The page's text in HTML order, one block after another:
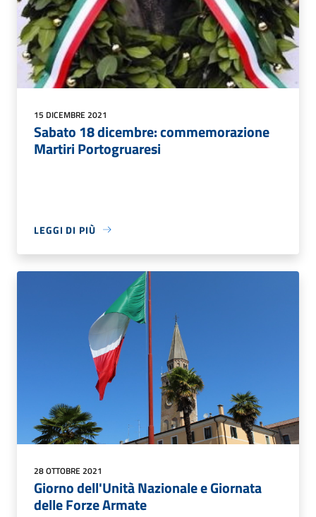
15 DICEMBRE 2021
Sabato 18 dicembre: commemorazione
Martiri Portogruaresi
LEGGI DI PIÙ
28 OTTOBRE 2021
Giorno dell'Unità Nazionale e Giornata
delle Forze Armate